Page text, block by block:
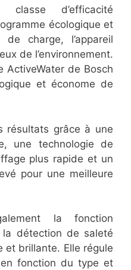
classe d’efficacité
écologique et
charge, l’appareil
de l’environnement.
ActiveWater de Bosch
et économe de
résultats grâce à une
une technologie de
plus rapide et un
pour une meilleure
la fonction
la détection de saleté
et brillante. Elle régule
en fonction du type et